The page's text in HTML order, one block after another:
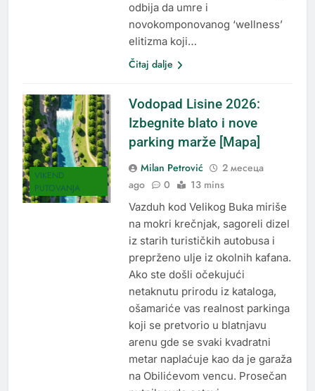
odbija da umre i
novokomponovanog ‘wellness’
elitizma koji…
Čitaj dalje
VIKEND
PUTOVANJA
Vodopad Lisine 2026:
Izbegnite blato i nove
parking marže [Mapa]
Milan Petrović
2 месеца
ago
0 13 mins
Vazduh kod Velikog Buka miriše
na mokri krečnjak, sagoreli dizel
iz starih turističkih autobusa i
preprženo ulje iz okolnih kafana.
Ako ste došli očekujući
netaknutu prirodu iz kataloga,
ošamariće vas realnost parkinga
koji se pretvorio u blatnjavu
arenu gde se svaki kvadratni
metar naplaćuje kao da je garaža
na Obilićevom vencu. Prosečan